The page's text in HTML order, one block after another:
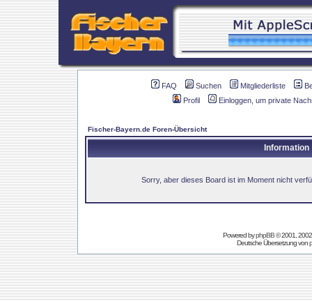
FAQ Suchen Mitgliederliste
Profil
Einloggen, um private
Fischer-Bayern.de Foren-Übersicht
Information
Sorry, aber dieses Board ist im Moment nicht
Powered byphpBB© 2001,
Deutsche Übersetzung von